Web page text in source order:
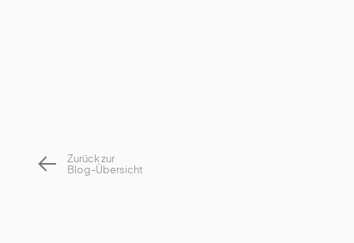
Zurück zur
Blog-Übersicht